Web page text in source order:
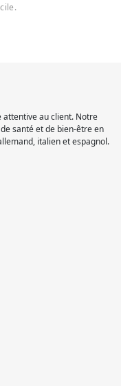
attentive au client. Notre
santé et de bien-être en
italien et espagnol.